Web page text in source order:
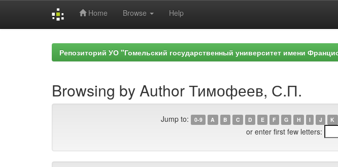
Home Browse Help
Репозиторий УО "Гомельский государственный университет имени
Browsing by Author Тимофеев, С.П.
Jump to: 0-9 A B C D E F G H I J K
or enter first few letters: